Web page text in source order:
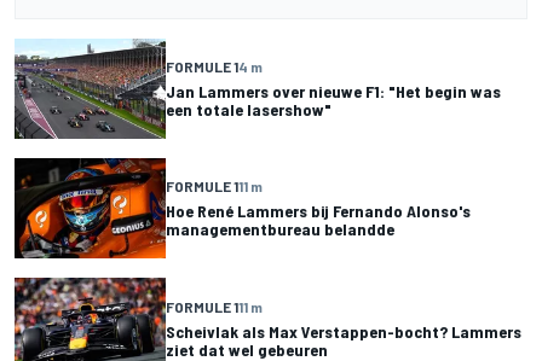
FORMULE 14 m
Jan Lammers over nieuwe F1: "Het begin was
een totale lasershow"
FORMULE 111 m
Hoe René Lammers bij Fernando Alonso's
managementbureau belandde
FORMULE 111 m
Scheivlak als Max Verstappen-bocht? Lammers
ziet dat wel gebeuren